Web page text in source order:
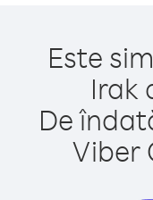
Este
Irak
De
Viber